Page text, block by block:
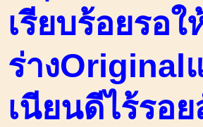
เรียบร้อยรอ
ร่างOriginal
เนียนดีไร้รอ